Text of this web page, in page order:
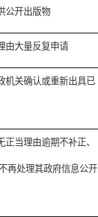
公开出版物
由大量反复申请
机关确认或重新出具已
正当理由逾期不补正、
再处理其政府信息公开